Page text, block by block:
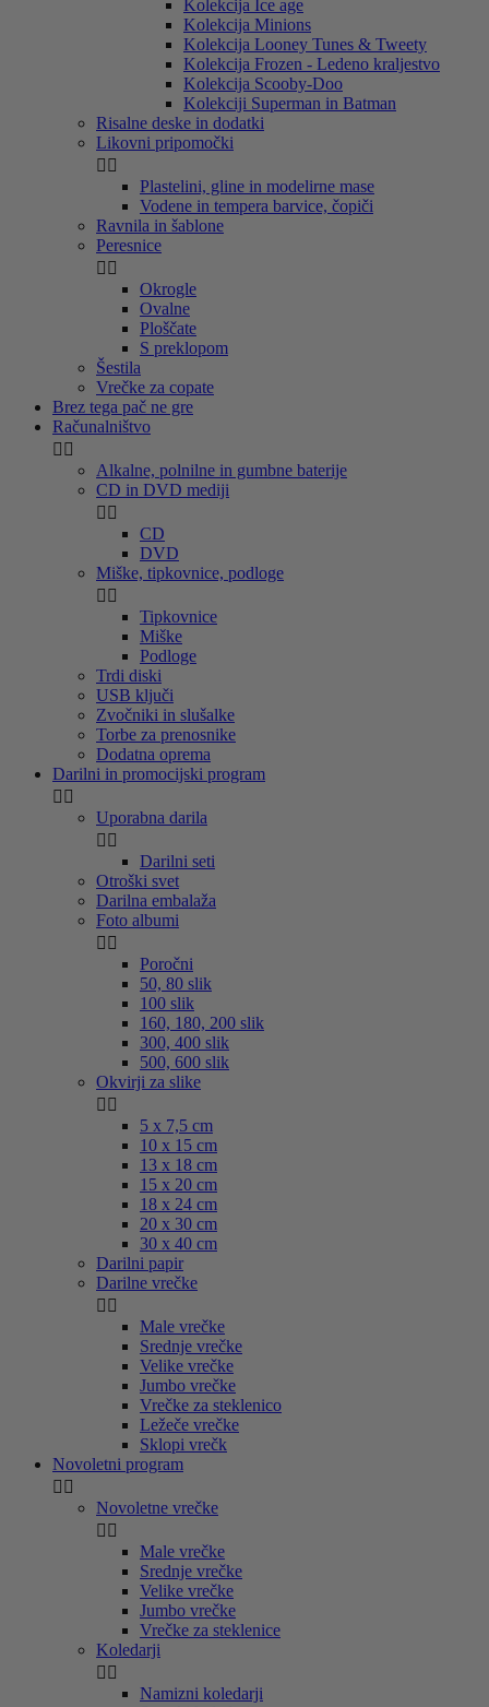
Kolekcija Ice age
Kolekcija Minions
Kolekcija Looney Tunes & Tweety
Kolekcija Frozen - Ledeno kraljestvo
Kolekcija Scooby-Doo
Kolekciji Superman in Batman
Risalne deske in dodatki
Likovni pripomočki
 
Plastelini, gline in modelirne mase
Vodene in tempera barvice, čopiči
Ravnila in šablone
Peresnice
 
Okrogle
Ovalne
Ploščate
S preklopom
Šestila
Vrečke za copate
Brez tega pač ne gre
Računalništvo
 
Alkalne, polnilne in gumbne baterije
CD in DVD mediji
 
CD
DVD
Miške, tipkovnice, podloge
 
Tipkovnice
Miške
Podloge
Trdi diski
USB ključi
Zvočniki in slušalke
Torbe za prenosnike
Dodatna oprema
Darilni in promocijski program
 
Uporabna darila
 
Darilni seti
Otroški svet
Darilna embalaža
Foto albumi
 
Poročni
50, 80 slik
100 slik
160, 180, 200 slik
300, 400 slik
500, 600 slik
Okvirji za slike
 
5 x 7,5 cm
10 x 15 cm
13 x 18 cm
15 x 20 cm
18 x 24 cm
20 x 30 cm
30 x 40 cm
Darilni papir
Darilne vrečke
 
Male vrečke
Srednje vrečke
Velike vrečke
Jumbo vrečke
Vrečke za steklenico
Ležeče vrečke
Sklopi vrečk
Novoletni program
 
Novoletne vrečke
 
Male vrečke
Srednje vrečke
Velike vrečke
Jumbo vrečke
Vrečke za steklenice
Koledarji
 
Namizni koledarji